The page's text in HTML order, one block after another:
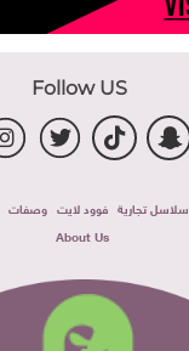
Follow US
سلاسل تجارية فوود لايت وصفات
About Us